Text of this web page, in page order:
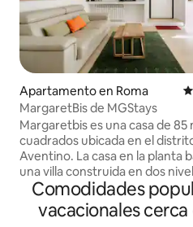
Apartamento en Roma
MargaretBis de MGStays
Margaretbis es una casa de
cuadrados ubicada en el
Aventino. La casa en la planta baja de
una villa construida en dos
de ser renovada. Tiene dos
dos baños, una sala de estar
equipada y un pequeño jardín
Comodidades
vacacionales